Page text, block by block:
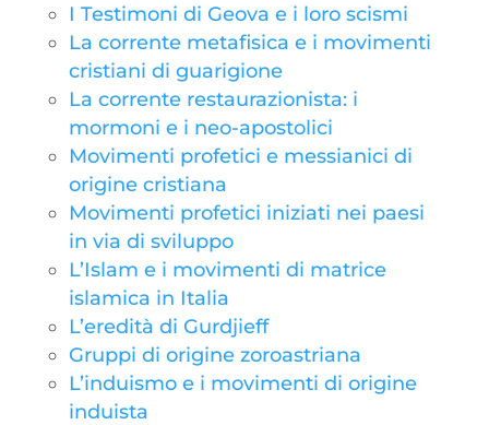
I Testimoni di Geova e i loro scismi
La corrente metafisica e i movimenti
cristiani di guarigione
La corrente restaurazionista: i
mormoni e i neo-apostolici
Movimenti profetici e messianici di
origine cristiana
Movimenti profetici iniziati nei paesi
in via di sviluppo
L’Islam e i movimenti di matrice
islamica in Italia
L’eredità di Gurdjieff
Gruppi di origine zoroastriana
L’induismo e i movimenti di origine
induista